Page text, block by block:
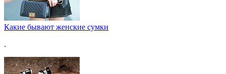
Какие бывают женские сумки
.